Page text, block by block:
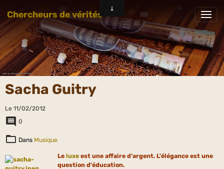
Chercheurs de vérités
Sacha Guitry
Le 11/02/2012
0
Dans Musique
Le luxe est une affaire d'argent. L'élégance est une
question d'éducation.